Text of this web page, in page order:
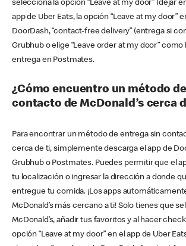
selecciona la opción “Leave at my door” (dejar
app de Uber Eats, la opción “Leave at my door”
DoorDash, “contact-free delivery” (entrega si
Grubhub o elige “Leave order at my door” como
entrega en Postmates.
¿Cómo encuentro un método
contacto de McDonald’s cerca
Para encontrar un método de entrega sin
cerca de ti, simplemente descarga el app de
Grubhub o Postmates. Puedes permitir que el
tu localización o ingresar la dirección a donde
entregue tu comida. ¡Los apps
McDonald’s más cercano a ti! Solo tienes que
McDonald’s, añadir tus favoritos y al hacer
opción “Leave at my door” en el app de Uber